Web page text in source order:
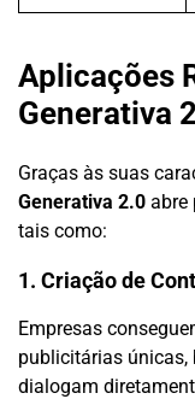
Aplicações
Generativa
Graças às suas
Generativa 2.0 abre
tais como:
1. Criação de
Empresas
publicitárias únicas,
dialogam